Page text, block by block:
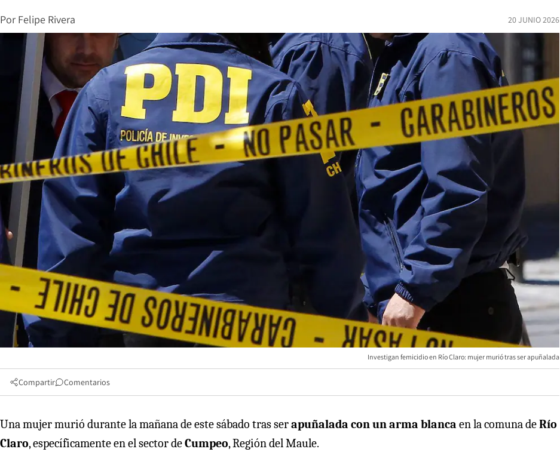
Por Felipe Rivera 20 JUNIO 2026
Investigan femicidio en Río Claro: mujer murió tras ser apuñalada
Compartir Comentarios
Una mujer murió durante la mañana de este sábado tras serapuñalada con un arma blanca en la comuna deRío
Claro, específicamente en el sector deCumpeo, Región del Maule.